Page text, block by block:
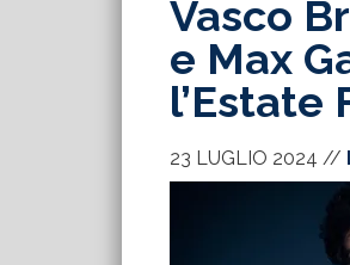
Vasco
e Max
l’Estate
23 LUGLIO 2024 //